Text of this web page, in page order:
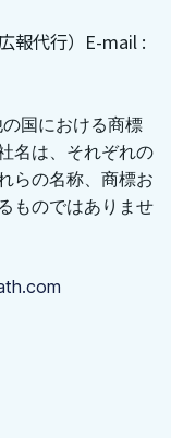
代行） E-mail :
国における商標
名は、それぞれの
らの名称、商標お
ものではありませ